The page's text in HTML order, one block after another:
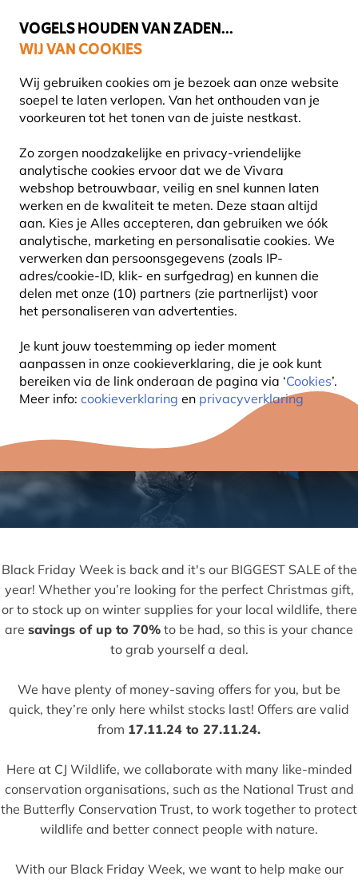
VOGELS HOUDEN VAN ZADEN...
WIJ VAN COOKIES
Wij gebruiken cookies om je bezoek aan onze website
soepel te laten verlopen. Van het onthouden van je
voorkeuren tot het tonen van de juiste nestkast.
Zo zorgen noodzakelijke en privacy-vriendelijke
analytische cookies ervoor dat we de Vivara
webshop betrouwbaar, veilig en snel kunnen laten
werken en de kwaliteit te meten. Deze staan altijd
aan. Kies je Alles accepteren, dan gebruiken we óók
analytische, marketing en personalisatie cookies. We
verwerken dan persoonsgegevens (zoals IP-
adres/cookie-ID, klik- en surfgedrag) en kunnen die
delen met onze (10) partners (zie partnerlijst) voor
het personaliseren van advertenties.
Je kunt jouw toestemming op ieder moment
aanpassen in onze cookieverklaring, die je ook kunt
bereiken via de link onderaan de pagina via ‘Cookies’.
Meer info: cookieverklaring en privacyverklaring
Uitstekend beoordeeld in 11 landen
Gratis thuisbezorgd vanaf €49
Black Friday Week is back and it's our BIGGEST SALE of the
year! Whether you’re looking for the perfect Christmas gift,
or to stock up on winter supplies for your local wildlife, there
are savings of up to 70% to be had, so this is your chance
to grab yourself a deal.
We have plenty of money-saving offers for you, but be
quick, they’re only here whilst stocks last! Offers are valid
from 17.11.24 to 27.11.24.
Here at CJ Wildlife, we collaborate with many like-minded
conservation organisations, such as the National Trust and
the Butterfly Conservation Trust, to work together to protect
wildlife and better connect people with nature.
With our Black Friday Week, we want to help make our